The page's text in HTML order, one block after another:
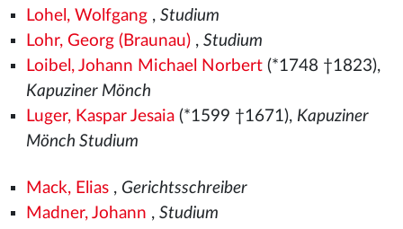
Lohel, Wolfgang, Studium
Lohr, Georg (Braunau), Studium
Loibel, Johann Michael Norbert(*1748 †1823),
Kapuziner Mönch
Luger, Kaspar Jesaia(*1599 †1671), Kapuziner
Mönch Studium
Mack, Elias, Gerichtsschreiber
Madner, Johann , Studium